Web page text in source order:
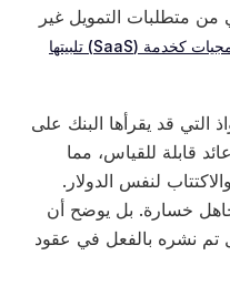
التمويل غير
التي يجب على شركات البرمجيات كخدمة (SaaS) تلبيتها
قد يقرأها البنك على
للقياس، مما
لنفس الدولار.
بل يوضح أن
بالفعل في عقود